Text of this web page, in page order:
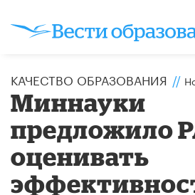
КАЧЕСТВО ОБРАЗОВАНИЯ //
Миннауки
предложило
оценивать